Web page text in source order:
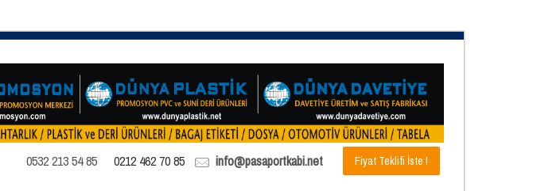
0532 213 54 85 0212 462 70 85 info@pasaportkabi.net Fiyat Teklifi İste !